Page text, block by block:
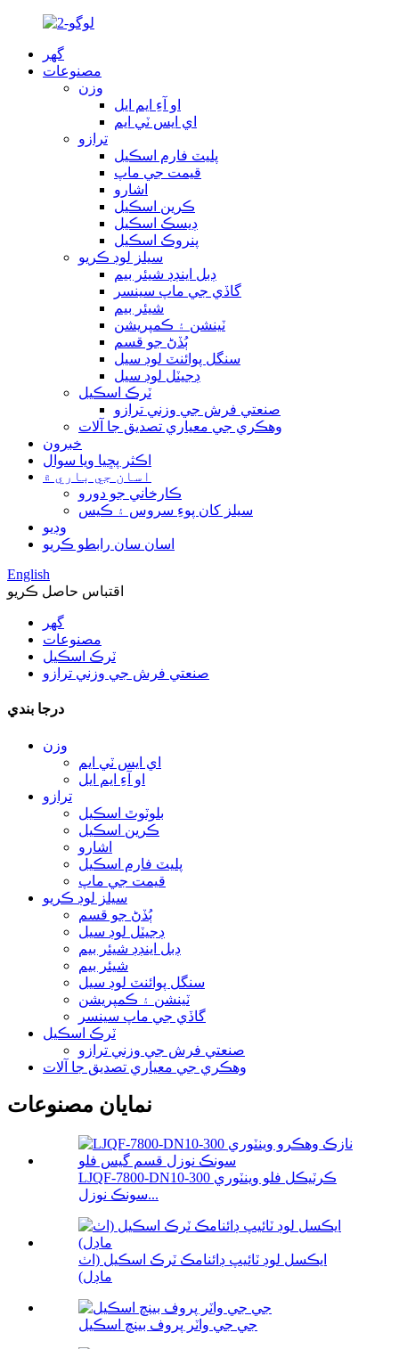
گھر
مصنوعات
وزن
او آءِ ايم ايل
اي ايس ٽي ايم
ترازو
پليٽ فارم اسڪيل
قيمت جي ماپ
اشارو
ڪرين اسڪيل
ڊيسڪ اسڪيل
پنروڪ اسڪيل
سيلز لوڊ ڪريو
ڊبل اينڊڊ شيئر بيم
گاڏي جي ماپ سينسر
شيئر بيم
ٽينشن ۽ ڪمپريشن
ٻُڏڻ جو قسم
سنگل پوائنٽ لوڊ سيل
ڊجيٽل لوڊ سيل
ٽرڪ اسڪيل
صنعتي فرش جي وزني ترازو
وهڪري جي معياري تصديق جا آلات
خبرون
اڪثر پڇيا ويا سوال
اسان جي باري ۾
ڪارخاني جو دورو
سيلز کان پوءِ سروس ۽ ڪيس
وڊيو
اسان سان رابطو ڪريو
English
اقتباس حاصل ڪريو
گھر
مصنوعات
ٽرڪ اسڪيل
صنعتي فرش جي وزني ترازو
درجا بندي
وزن
اي ايس ٽي ايم
او آءِ ايم ايل
ترازو
بلوٽوٿ اسڪيل
ڪرين اسڪيل
اشارو
پليٽ فارم اسڪيل
قيمت جي ماپ
سيلز لوڊ ڪريو
ٻُڏڻ جو قسم
ڊجيٽل لوڊ سيل
ڊبل اينڊڊ شيئر بيم
شيئر بيم
سنگل پوائنٽ لوڊ سيل
ٽينشن ۽ ڪمپريشن
گاڏي جي ماپ سينسر
ٽرڪ اسڪيل
صنعتي فرش جي وزني ترازو
وهڪري جي معياري تصديق جا آلات
نمايان مصنوعات
LJQF-7800-DN10-300 ڪرٽيڪل فلو وينٽوري
سونڪ نوزل...
ايڪسل لوڊ ٽائيپ ڊائنامڪ ٽرڪ اسڪيل (اٺ
ماڊل)
جي جي واٽر پروف بينچ اسڪيل